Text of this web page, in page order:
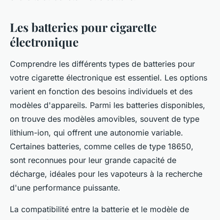
Les batteries pour cigarette
électronique
Comprendre les différents types de batteries pour
votre cigarette électronique est essentiel. Les options
varient en fonction des besoins individuels et des
modèles d'appareils. Parmi les batteries disponibles,
on trouve des modèles amovibles, souvent de type
lithium-ion, qui offrent une autonomie variable.
Certaines batteries, comme celles de type 18650,
sont reconnues pour leur grande capacité de
décharge, idéales pour les vapoteurs à la recherche
d'une performance puissante.
La compatibilité entre la batterie et le modèle de